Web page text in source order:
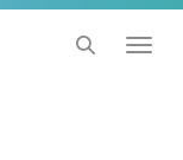
Toggle